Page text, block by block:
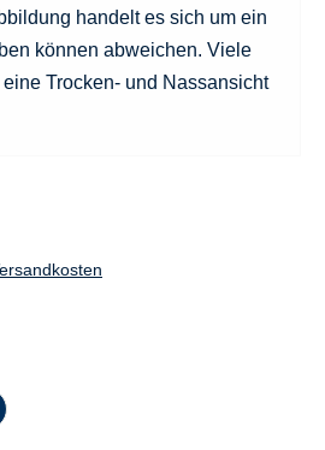
handelt es sich um ein
können abweichen. Viele
Trocken- und Nassansicht